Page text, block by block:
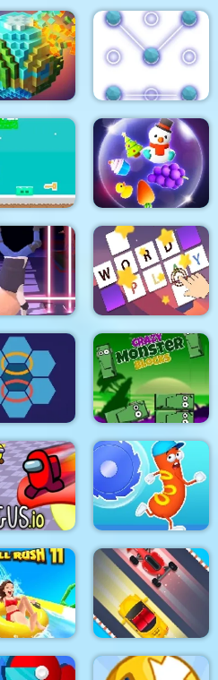
Gold Relax Slicer
Puzzling
Winter Zen Triple 3D
Wordling Daily
Challenge
Crazy Monster Blocks
Sausage Run